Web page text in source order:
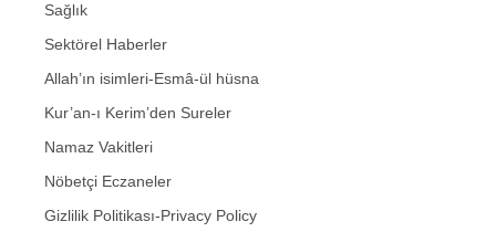
Sağlık
Sektörel Haberler
Allah’ın isimleri-Esmâ-ül hüsna
Kur’an-ı Kerim’den Sureler
Namaz Vakitleri
Nöbetçi Eczaneler
Gizlilik Politikası-Privacy Policy